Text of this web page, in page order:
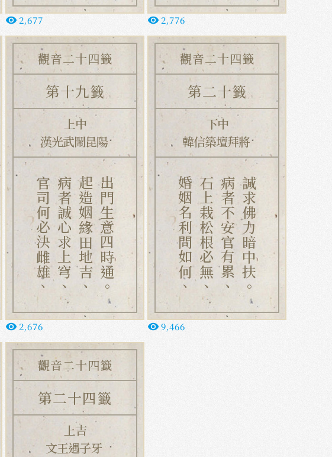
remove_red_eye 2,677 remove_red_eye 2,776
觀音二十四籤
第十九籤
上中
漢光武鬧昆陽
官司何必決雌雄、病者誠心求上穹、起造姻緣田地吉、出門生意四時通。
remove_red_eye 2,676
觀音二十四籤
第二十籤
下中
韓信築壇拜將
婚姻名利問如何、石上栽松根必無、病者不安官有累、誠求佛力暗中扶。
remove_red_eye 9,466
觀音二十四籤
第二十四籤
上吉
文王遇子牙